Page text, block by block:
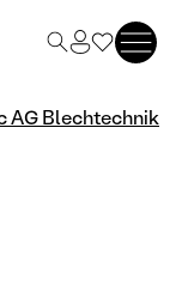
AG Blechtechnik